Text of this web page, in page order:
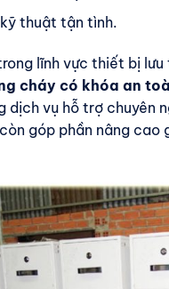
thuật tận tình.
lĩnh vực thiết bị
cháy có khóa an
dịch vụ hỗ trợ chuyên
góp phần nâng